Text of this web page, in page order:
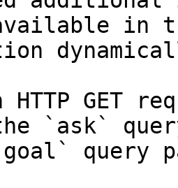
in
HTTP GET
`ask`
query